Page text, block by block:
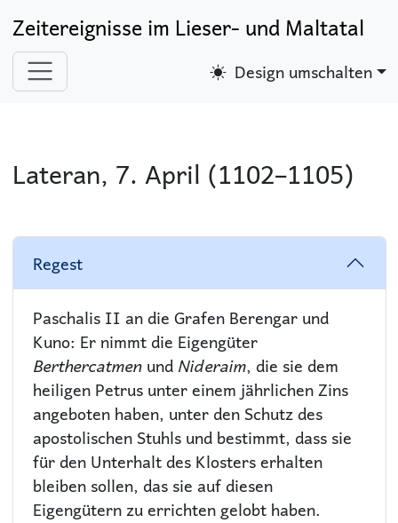
Zeitereignisse im Lieser- und Maltatal
Design umschalten
Lateran, 7. April (1102–1105)
Regest
Paschalis II an die Grafen Berengar und
Kuno: Er nimmt die Eigengüter
Berthercatmen und Nideraim, die sie dem
heiligen Petrus unter einem jährlichen Zins
angeboten haben, unter den Schutz des
apostolischen Stuhls und bestimmt, dass sie
für den Unterhalt des Klosters erhalten
bleiben sollen, das sie auf diesen
Eigengütern zu errichten gelobt haben.